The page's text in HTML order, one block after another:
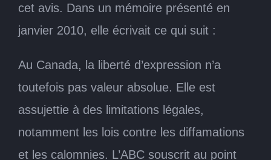
cet avis. Dans un mémoire présenté en
janvier 2010, elle écrivait ce qui suit :
Au Canada, la liberté d’expression n’a
toutefois pas valeur absolue. Elle est
assujettie à des limitations légales,
notamment les lois contre les diffamations
et les calomnies. L’ABC souscrit au point